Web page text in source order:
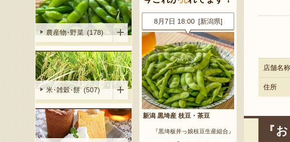
店舗名称
住所
『
農産物･野菜 (178)
米･雑穀･餅 (507)
・家庭用）
きん果樹園』
8月7日 18:00 [新潟県]
新潟 黒埼産 枝豆・茶豆
『黒埼板井っ娘枝豆生産組合』
8月7日 17:28 [山梨県]
新潟県産 枝豆・茶豆
『久保農園』
神楽南蛮シュウ
『